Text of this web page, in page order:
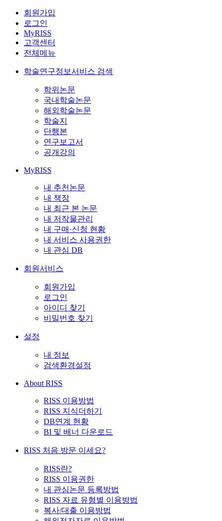
회원가입
로그인
MyRISS
고객센터
전체메뉴
학술연구정보서비스 검색
학위논문
국내학술논문
해외학술논문
학술지
단행본
연구보고서
공개강의
MyRISS
내 추천논문
내 책장
내 최근 본 논문
내 저작물관리
내 구매·신청 현황
내 서비스 사용권한
내 관심 DB
회원서비스
회원가입
로그인
아이디 찾기
비밀번호 찾기
설정
내 정보
검색환경설정
About RISS
RISS 이용방법
RISS 지식더하기
DB연계 현황
BI 및 배너 다운로드
RISS 처음 방문 이세요?
RISS란?
RISS 이용권한
내 관심논문 등록방법
RISS 자료 유형별 이용방법
복사/대출 이용방법